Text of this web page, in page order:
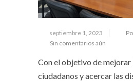
septiembre 1, 2023
Sin comentarios aún
Con el objetivo de mejorar
ciudadanos y acercar las